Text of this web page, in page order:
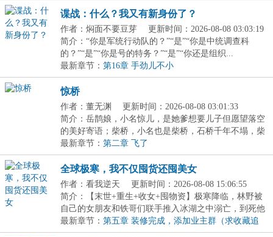
谍战：什么？我又有新身份了？
作者：焖面不要豆芽
更新时间：2026-08-08 03:03:19
简介：“你是军统行动队的？”“是”“你是中统调查科
的？”“是”“你是号的特务？”“是”“你还是组织...
最新章节： 第16章 手劲儿不小
惊桥
作者：董无渊
更新时间：2026-08-08 03:01:33
简介：岳鹊娘，小名惊儿，是她爹想要儿子但愿望落空
的美好寄语；柴桥，小名也是柴桥，石桥千年不塌，柴
桥...
最新章节： 第二章 飞了
全球极寒，我不仅囤货还囤美女
作者：看我逆天
更新时间：2026-08-08 15:06:55
简介：【末世+重生+收女+囤物资】极寒降临，林野被
自己的女朋友和铁哥们联手推入冰湖之中溺亡，到死他
才...
最新章节： 第五章 装修完成，添加业主群（求收藏追
读）